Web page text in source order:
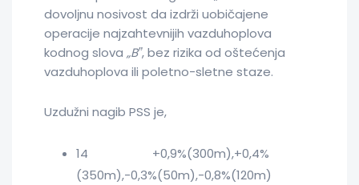
dovolјnu nosivost da izdrži uobičajene
operacije najzahtevnijih vazduhoplova
kodnog slova „Bˮ, bez rizika od oštećenja
vazduhoplova ili poletno-sletne staze.
Uzdužni nagib PSS je,
14 +0,9%(300m),+0,4%
(350m),-0,3%(50m),-0,8%(120m)